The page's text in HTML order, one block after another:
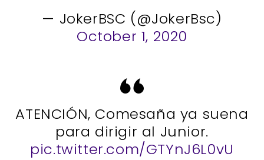
— JokerBSC (@JokerBsc)
October 1, 2020
ATENCIÓN, Comesaña ya suena
para dirigir al Junior.
pic.twitter.com/GTYnJ6L0vU